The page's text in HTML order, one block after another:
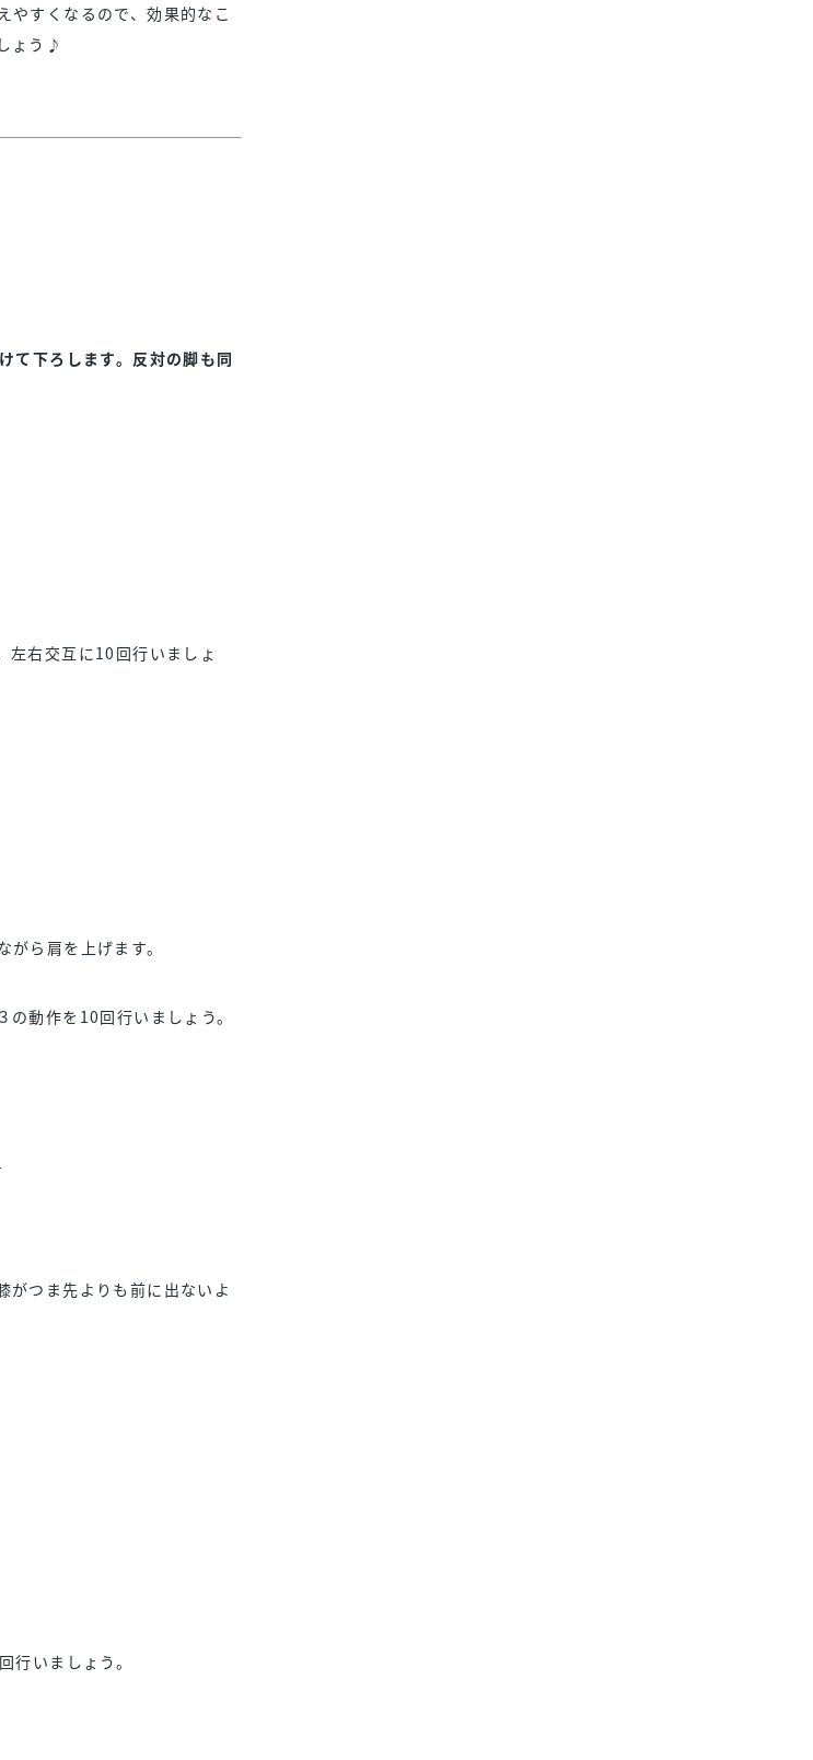
やすくなるので、効果的なこ
ょう♪
て下ろします。反対の脚も同
右交互に10回行いましょ
ら肩を上げます。
動作を10回行いましょう。
つま先よりも前に出ないよ
いましょう。